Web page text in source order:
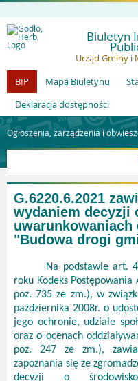
Biuletyn
Urząd Gminy i
BIP
Mapa Biuletynu
Deklaracja dostępności
Ogłoszenia, zarządzenia i
G.6220.6.2021
wydaniem decyzji
uwarunkowaniach
"Budowa drogi
Na podstawie art.
roku Kodeks
poz. 735 ze zm.), w
października 2008r. o
jego ochronie, udziale
oraz o ocenach
poz. 247 ze zm.),
zapoznania się ze
decyzji o